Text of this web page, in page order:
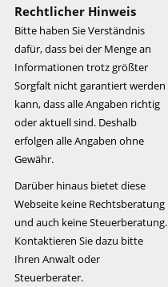
Rechtlicher Hinweis
Bitte haben Sie Verständnis
dafür, dass bei der Menge an
Informationen trotz größter
Sorgfalt nicht garantiert werden
kann, dass alle Angaben richtig
oder aktuell sind. Deshalb
erfolgen alle Angaben ohne
Gewähr.
Darüber hinaus bietet diese
Webseite keine Rechtsberatung
und auch keine Steuerberatung.
Kontaktieren Sie dazu bitte
Ihren Anwalt oder
Steuerberater.